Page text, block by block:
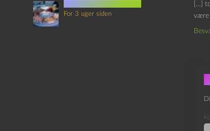
[…]
være
For 3 uger siden